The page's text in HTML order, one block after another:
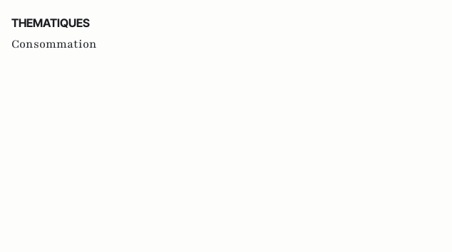
THEMATIQUES
Consommation